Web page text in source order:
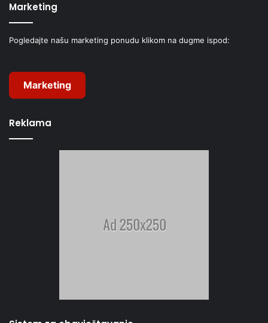
Marketing
Pogledajte našu marketing ponudu klikom na dugme ispod:
Marketing
Reklama